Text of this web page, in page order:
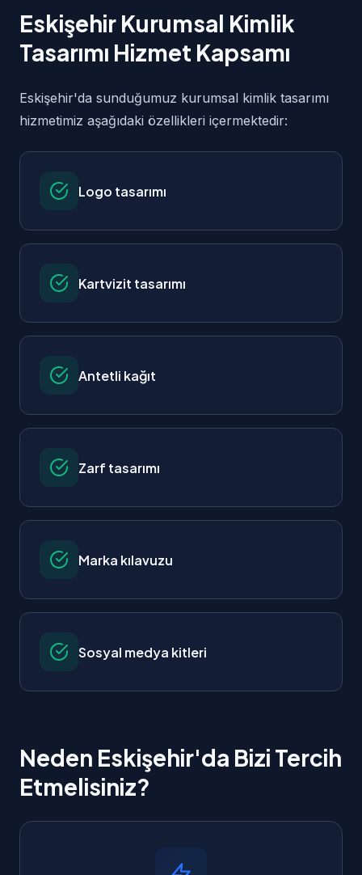
Eskişehir Kurumsal Kimlik
Tasarımı Hizmet Kapsamı
Eskişehir'da sunduğumuz kurumsal kimlik tasarımı
hizmetimiz aşağıdaki özellikleri içermektedir:
Logo tasarımı
Kartvizit tasarımı
Antetli kağıt
Zarf tasarımı
Marka kılavuzu
Sosyal medya kitleri
Neden Eskişehir'da Bizi Tercih
Etmelisiniz?